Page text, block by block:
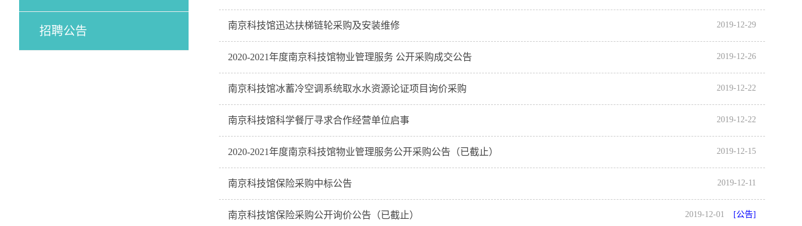
招聘公告 南京科技馆迅达扶梯链轮采购及安装维修 2019-12-29
2020-2021年度南京科技馆物业管理服务 公开采购成交公告 2019-12-26
南京科技馆冰蓄冷空调系统取水水资源论证项目询价采购 2019-12-22
南京科技馆科学餐厅寻求合作经营单位启事 2019-12-22
2020-2021年度南京科技馆物业管理服务公开采购公告（已截止） 2019-12-15
南京科技馆保险采购中标公告 2019-12-11
[公告]
南京科技馆保险采购公开询价公告（已截止） 2019-12-01